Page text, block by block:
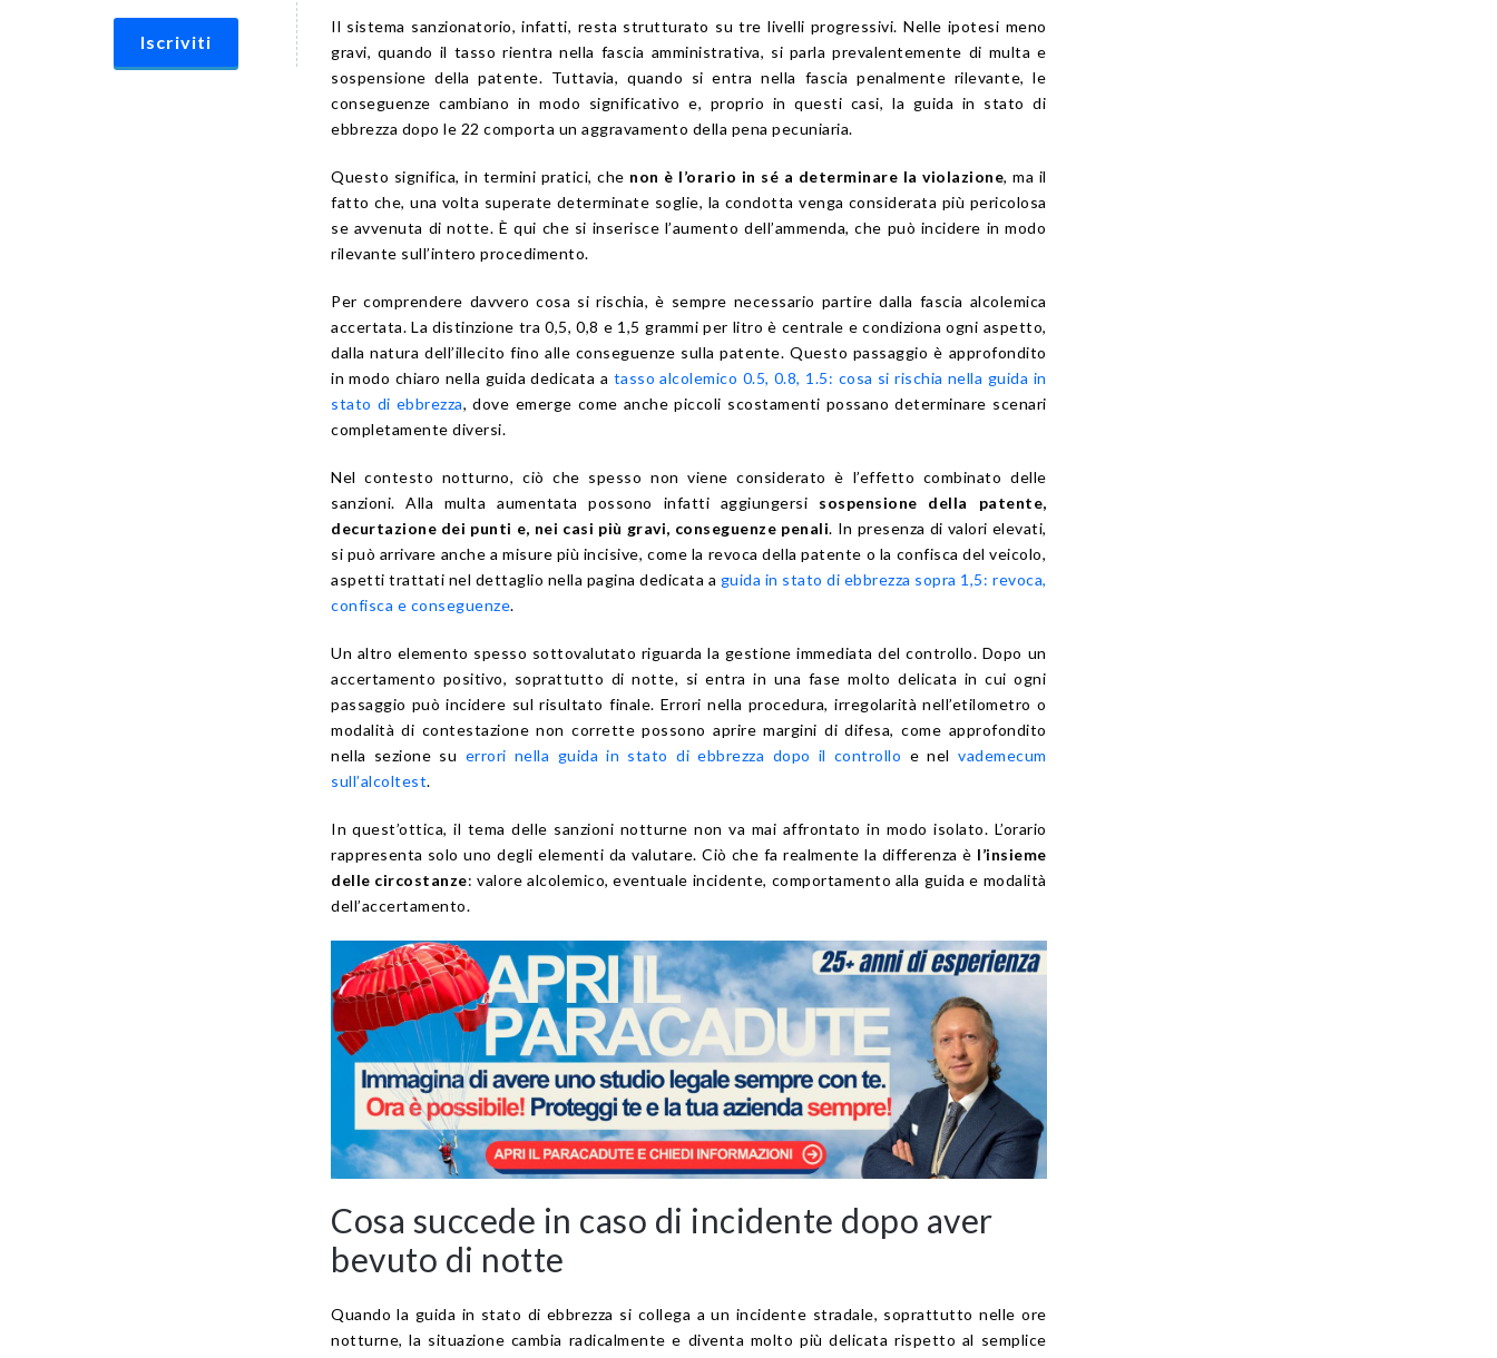
Il sistema sanzionatorio, infatti, resta strutturato su tre livelli progressivi. Nelle ipotesi meno
gravi, quando il tasso rientra nella fascia amministrativa, si parla prevalentemente di multa e
sospensione della patente. Tuttavia, quando si entra nella fascia penalmente rilevante, le
conseguenze cambiano in modo significativo e, proprio in questi casi, la guida in stato di
ebbrezza dopo le 22 comporta un aggravamento della pena pecuniaria.
Questo significa, in termini pratici, che non è l’orario in sé a determinare la violazione, ma il
fatto che, una volta superate determinate soglie, la condotta venga considerata più pericolosa
se avvenuta di notte. È qui che si inserisce l’aumento dell’ammenda, che può incidere in modo
rilevante sull’intero procedimento.
Per comprendere davvero cosa si rischia, è sempre necessario partire dalla fascia alcolemica
accertata. La distinzione tra 0,5, 0,8 e 1,5 grammi per litro è centrale e condiziona ogni aspetto,
dalla natura dell’illecito fino alle conseguenze sulla patente. Questo passaggio è approfondito
in modo chiaro nella guida dedicata a tasso alcolemico 0.5, 0.8, 1.5: cosa si rischia nella guida in
stato di ebbrezza, dove emerge come anche piccoli scostamenti possano determinare scenari
completamente diversi.
Nel contesto notturno, ciò che spesso non viene considerato è l’effetto combinato delle
sanzioni. Alla multa aumentata possono infatti aggiungersi sospensione della patente,
decurtazione dei punti e, nei casi più gravi, conseguenze penali. In presenza di valori elevati,
si può arrivare anche a misure più incisive, come la revoca della patente o la confisca del veicolo,
aspetti trattati nel dettaglio nella pagina dedicata a guida in stato di ebbrezza sopra 1,5: revoca,
confisca e conseguenze.
Un altro elemento spesso sottovalutato riguarda la gestione immediata del controllo. Dopo un
accertamento positivo, soprattutto di notte, si entra in una fase molto delicata in cui ogni
passaggio può incidere sul risultato finale. Errori nella procedura, irregolarità nell’etilometro o
modalità di contestazione non corrette possono aprire margini di difesa, come approfondito
nella sezione su errori nella guida in stato di ebbrezza dopo il controllo e nelvademecum
sull’alcoltest.
In quest’ottica, il tema delle sanzioni notturne non va mai affrontato in modo isolato. L’orario
rappresenta solo uno degli elementi da valutare. Ciò che fa realmente la differenza è l’insieme
delle circostanze: valore alcolemico, eventuale incidente, comportamento alla guida e modalità
dell’accertamento.
Cosa succede in caso di incidente dopo aver
bevuto di notte
Quando la guida in stato di ebbrezza si collega a un incidente stradale, soprattutto nelle ore
notturne, la situazione cambia radicalmente e diventa molto più delicata rispetto al semplice